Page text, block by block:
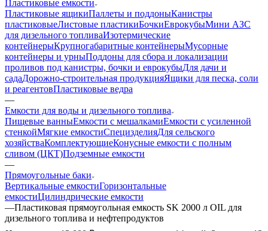
Пластиковые емкости
Пластиковые ящикиПаллеты и поддоныКанистры
пластиковыеЛистовые пластикиБочкиЕврокубыМини АЗС
для дизельного топливаИзотермические
контейнерыКрупногабаритные контейнерыМусорные
контейнеры и урныПоддоны для сбора и локализации
проливов под канистры, бочки и еврокубыДля дачи и
садаДорожно-строительная продукцияЯщики для песка, соли
и реагентовПластиковые ведра
—
Емкости для воды и дизельного топлива
Пищевые ванныЕмкости с мешалкамиЕмкости с усиленной
стенкойМягкие емкостиСпецизделияДля сельского
хозяйстваКомплектующиеКонусные емкости с полным
сливом (ЦКТ)Подземные емкости
—
Прямоугольные баки
Вертикальные емкостиГоризонтальные
емкостиЦилиндрические емкости
—Пластиковая прямоугольная емкость SK 2000 л OIL для
дизельного топлива и нефтепродуктов